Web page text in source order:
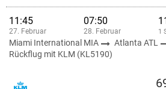
11:45
27. Februar
07:50
28. Februar 1
Miami International MIA Atlanta ATL
Rückflug mit KLM (KL5190)